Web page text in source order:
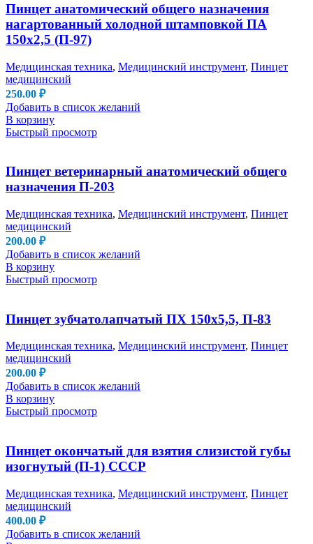
Пинцет анатомический общего назначения
нагартованный холодной штамповкой ПА
150х2,5 (П-97)
Медицинская техника, Медицинский инструмент, Пинцет
медицинский
250.00 ₽
Добавить в список желаний
В корзину
Быстрый просмотр
Пинцет ветеринарный анатомический общего
назначения П-203
Медицинская техника, Медицинский инструмент, Пинцет
медицинский
200.00 ₽
Добавить в список желаний
В корзину
Быстрый просмотр
Пинцет зубчатолапчатый ПХ 150х5,5, П-83
Медицинская техника, Медицинский инструмент, Пинцет
медицинский
200.00 ₽
Добавить в список желаний
В корзину
Быстрый просмотр
Пинцет окончатый для взятия слизистой губы
изогнутый (П-1) СССР
Медицинская техника, Медицинский инструмент, Пинцет
медицинский
400.00 ₽
Добавить в список желаний